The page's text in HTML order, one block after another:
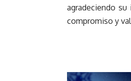
agradeciendo su
compromiso y